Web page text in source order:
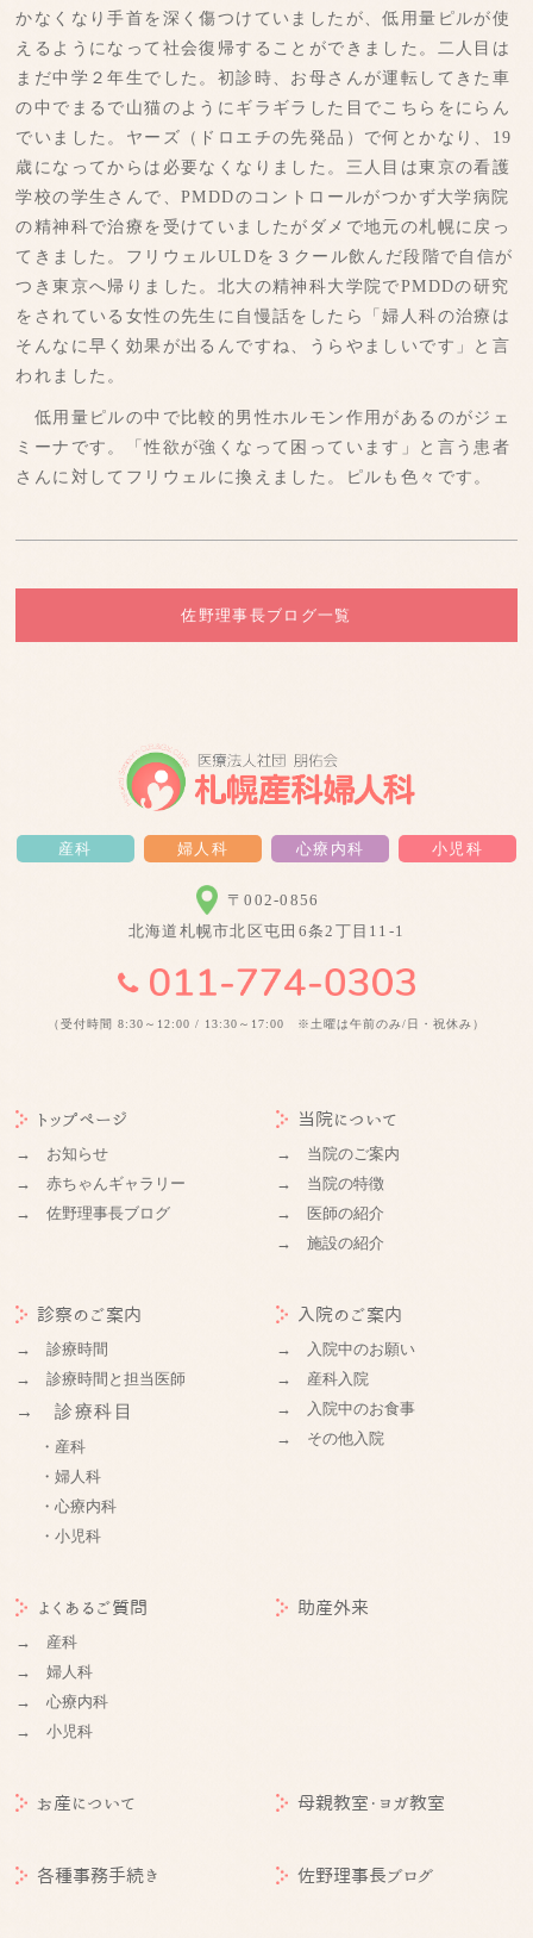
かなくなり手首を深く傷つけていましたが、低用量ピルが使
えるようになって社会復帰することができました。二人目は
まだ中学２年生でした。初診時、お母さんが運転してきた車
の中でまるで山猫のようにギラギラした目でこちらをにらん
でいました。ヤーズ（ドロエチの先発品）で何とかなり、19
歳になってからは必要なくなりました。三人目は東京の看護
学校の学生さんで、PMDDのコントロールがつかず大学病院
の精神科で治療を受けていましたがダメで地元の札幌に戻っ
てきました。フリウェルULDを３クール飲んだ段階で自信が
つき東京へ帰りました。北大の精神科大学院でPMDDの研究
をされている女性の先生に自慢話をしたら「婦人科の治療は
そんなに早く効果が出るんですね、うらやましいです」と言
われました。
低用量ピルの中で比較的男性ホルモン作用があるのがジェ
ミーナです。「性欲が強くなって困っています」と言う患者
さんに対してフリウェルに換えました。ピルも色々です。
佐野理事長ブログ一覧
産科 婦人科 心療内科 小児科
〒002-0856
北海道札幌市北区屯田6条2丁目11-1
（受付時間 8:30～12:00 / 13:30～17:00 ※土曜は午前のみ/日・祝休み）
トップページ
→ お知らせ
→ 赤ちゃんギャラリー
→ 佐野理事長ブログ
当院について
→ 当院のご案内
→ 当院の特徴
→ 医師の紹介
→ 施設の紹介
診察のご案内
→ 診療時間
→ 診療時間と担当医師
→ 診療科目
・産科
・婦人科
・心療内科
・小児科
入院のご案内
→ 入院中のお願い
→ 産科入院
→ 入院中のお食事
→ その他入院
よくあるご質問
→ 産科
→ 婦人科
→ 心療内科
→ 小児科
助産外来
お産について 母親教室・ヨガ教室
各種事務手続き 佐野理事長ブログ